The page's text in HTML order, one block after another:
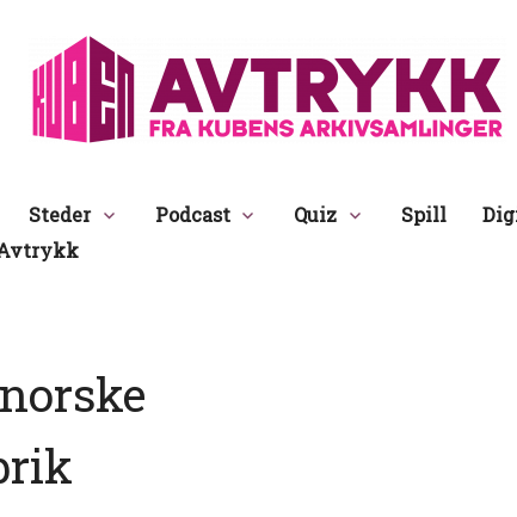
Avtrykk
Steder Podcast Quiz Spill